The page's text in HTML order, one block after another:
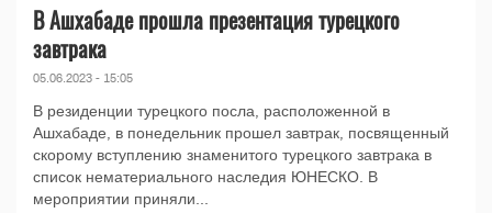
В Ашхабаде прошла презентация турецкого
завтрака
05.06.2023 - 15:05
В резиденции турецкого посла, расположенной в
Ашхабаде, в понедельник прошел завтрак, посвященный
скорому вступлению знаменитого турецкого завтрака в
список нематериального наследия ЮНЕСКО. В
мероприятии приняли...